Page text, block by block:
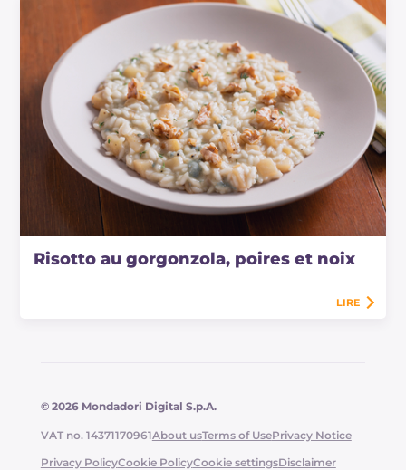
Risotto au gorgonzola, poires et noix
LIRE
© 2026 Mondadori Digital S.p.A.
VAT no. 14371170961About usTerms of UsePrivacy Notice
Privacy PolicyCookie PolicyCookie settingsDisclaimer